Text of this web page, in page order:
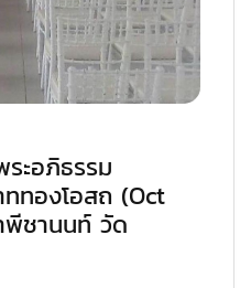
ะอภิธรรม
ทองโอสถ (Oct
พีชานนท์ วัด